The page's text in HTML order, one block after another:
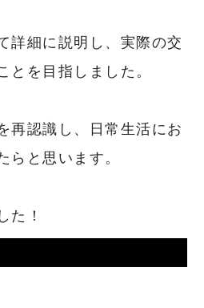
詳細に説明し、実際の交
を目指しました。
再認識し、日常生活にお
らと思います。
た！